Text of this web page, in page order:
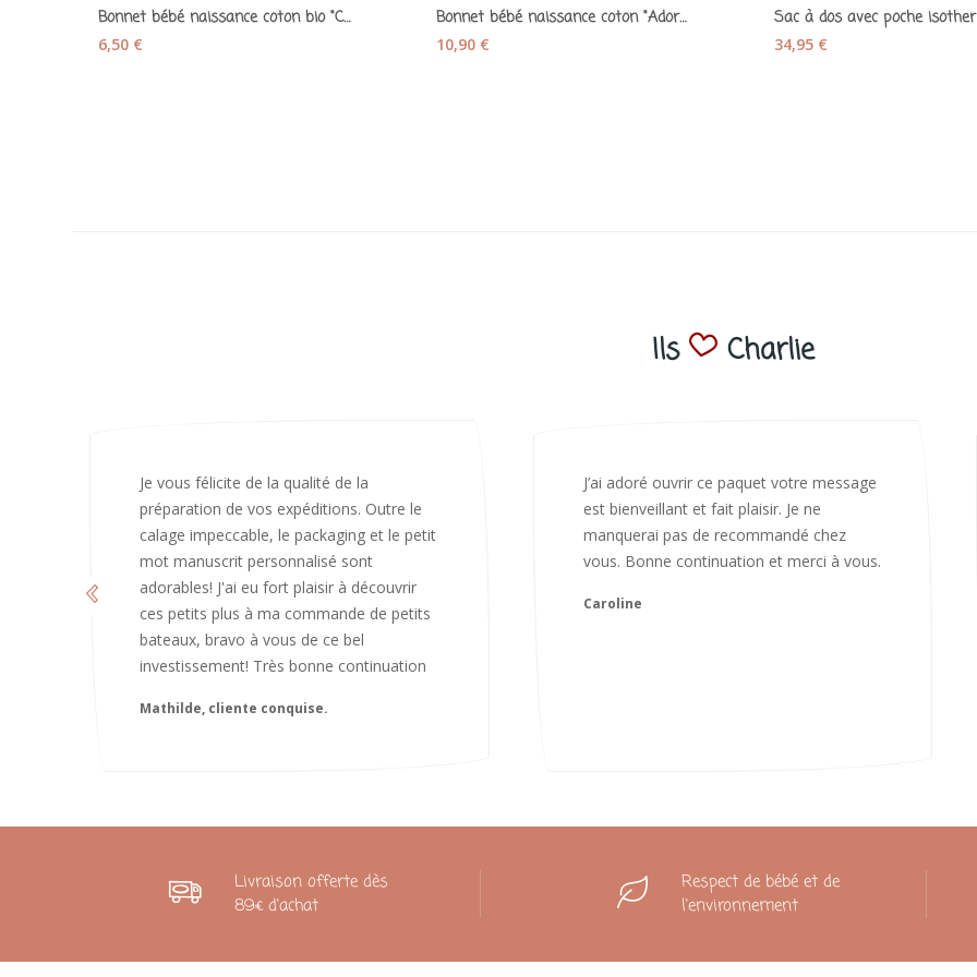
Bonnet bébé naissance coton bio "Collection...
6,50 €
Bonnet bébé naissance coton "Adorable" gris...
10,90 € 34,95 €
Ils Charlie
J’ai adoré ouvrir ce paquet votre message
est bienveillant et fait plaisir. Je ne
manquerai pas de recommandé chez
vous. Bonne continuation et merci à vous.
Bonjour Nadia Bien reçu le colis auj,
magnifique colis. L'emballage est
magnifique. Très contente des animaux.
Je recommanderai sans hésiter 😍
Camille
Livraison offerte dès
89€ d'achat
Respect de bébé et de
l'environnement